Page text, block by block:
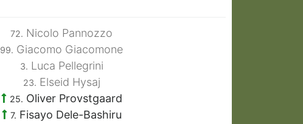
72. Nicolo Pannozzo
99. Giacomo Giacomone
3. Luca Pellegrini
23. Elseid Hysaj
25. Oliver Provstgaard
7. Fisayo Dele-Bashiru